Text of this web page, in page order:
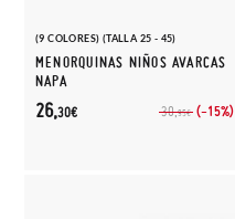
(9 COLORES) (TALLA 25 - 45)
MENORQUINAS NIÑOS AVARCAS
NAPA
30,95€ (-15%)
26,30€